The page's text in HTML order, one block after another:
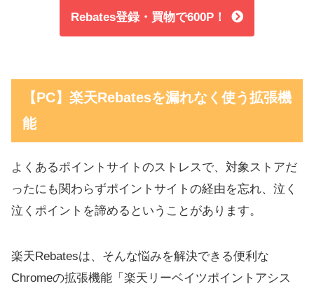
Rebates登録・買物で600P！
【PC】楽天Rebatesを漏れなく使う拡張機
能
よくあるポイントサイトのストレスで、対象ストアだ
ったにも関わらずポイントサイトの経由を忘れ、泣く
泣くポイントを諦めるということがあります。
楽天Rebatesは、そんな悩みを解決できる便利な
Chromeの拡張機能「楽天リーベイツポイントアシス